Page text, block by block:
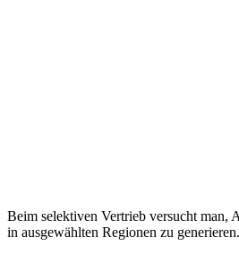
Beim selektiven Vertrieb versucht man,
in ausgewählten Regionen zu generieren.